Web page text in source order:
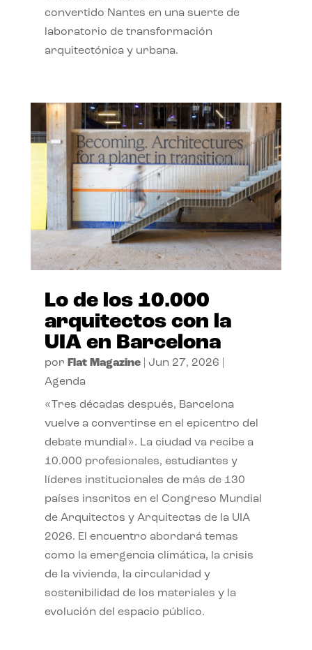
convertido Nantes en una suerte de
laboratorio de transformación
arquitectónica y urbana.
Lo de los 10.000
arquitectos con la
UIA en Barcelona
por Flat Magazine| Jun 27, 2026
Agenda
«Tres décadas después, Barcelona
vuelve a convertirse en el epicentro del
debate mundial». La ciudad va recibe a
10.000 profesionales, estudiantes y
líderes institucionales de más de 130
países inscritos en el Congreso Mundial
de Arquitectos y Arquitectas de la UIA
2026. El encuentro abordará temas
como la emergencia climática, la crisis
de la vivienda, la circularidad y
sostenibilidad de los materiales y la
evolución del espacio público.